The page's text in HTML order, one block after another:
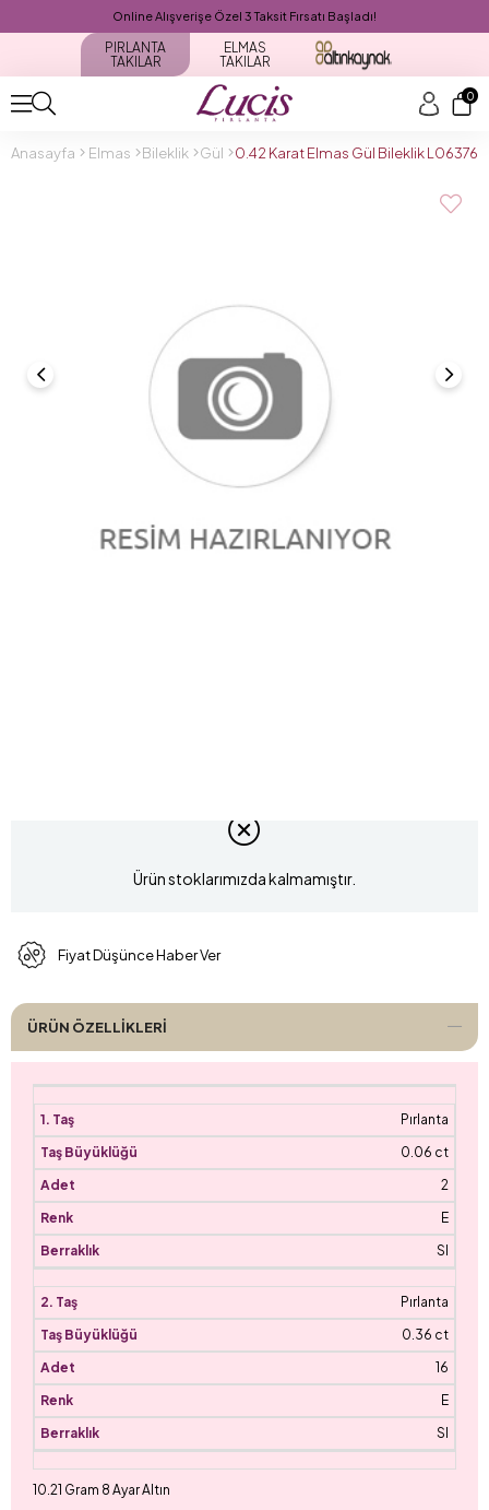
Online Alışverişe Özel 3 Taksit Fırsatı Başladı!
PIRLANTA
TAKILAR
ELMAS
TAKILAR
0
Anasayfa Elmas Bileklik Gül 0.42 Karat Elmas Gül Bileklik L063760
Ürün stoklarımızda kalmamıştır.
Fiyat Düşünce Haber Ver
ÜRÜN ÖZELLIKLERI
Pırlanta
0.06 ct
2
E
SI
Pırlanta
0.36 ct
16
E
SI
10.21 Gram 8 Ayar Altın